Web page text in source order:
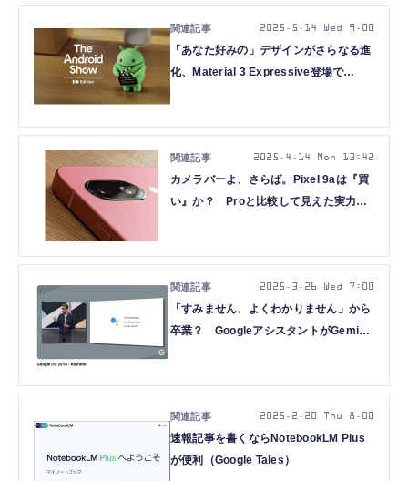
「あなた好みの」デザインがさらなる進
化、Material 3 Expressive登場で
2025.5.14 Wed 9:00
カメラバーよ、さらば。Pixel 9aは『買
い』か？ Proと比較して見えた実力
2025.4.14 Mon 13:42
「すみません、よくわかりません」から
卒業？ GoogleアシスタントがGemini
2025.3.26 Wed 7:00
速報記事を書くならNotebookLM Plus
が便利（Google Tales）
2025.2.20 Thu 8:00